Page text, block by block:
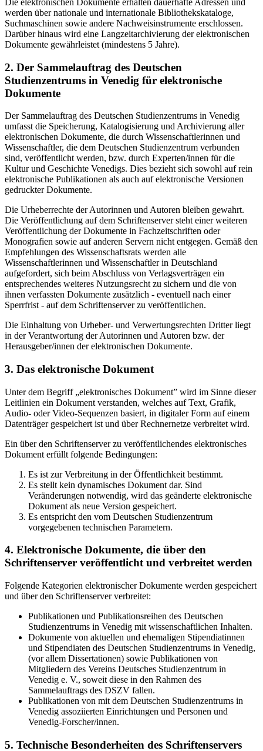
werden über nationale und internationale Bibliothekskataloge,
Suchmaschinen sowie andere Nachweisinstrumente erschlossen.
Darüber hinaus wird eine Langzeitarchivierung der elektronischen
Dokumente gewährleistet (mindestens 5 Jahre).
2. Der Sammelauftrag des Deutschen
Studienzentrums in Venedig für elektronische
Dokumente
Der Sammelauftrag des Deutschen Studienzentrums in Venedig
umfasst die Speicherung, Katalogisierung und Archivierung aller
elektronischen Dokumente, die durch Wissenschaftlerinnen und
Wissenschaftler, die dem Deutschen Studienzentrum verbunden
sind, veröffentlicht werden, bzw. durch Experten/innen für die
Kultur und Geschichte Venedigs. Dies bezieht sich sowohl auf rein
elektronische Publikationen als auch auf elektronische Versionen
gedruckter Dokumente.
Die Urheberrechte der Autorinnen und Autoren bleiben gewahrt.
Die Veröffentlichung auf dem Schriftenserver steht einer weiteren
Veröffentlichung der Dokumente in Fachzeitschriften oder
Monografien sowie auf anderen Servern nicht entgegen. Gemäß den
Empfehlungen des Wissenschaftsrats werden alle
Wissenschaftlerinnen und Wissenschaftler in Deutschland
aufgefordert, sich beim Abschluss von Verlagsverträgen ein
entsprechendes weiteres Nutzungsrecht zu sichern und die von
ihnen verfassten Dokumente zusätzlich - eventuell nach einer
Sperrfrist - auf dem Schriftenserver zu veröffentlichen.
Die Einhaltung von Urheber- und Verwertungsrechten Dritter liegt
in der Verantwortung der Autorinnen und Autoren bzw. der
Herausgeber/innen der elektronischen Dokumente.
3. Das elektronische Dokument
Unter dem Begriff „elektronisches Dokument” wird im Sinne dieser
Leitlinien ein Dokument verstanden, welches auf Text, Grafik,
Audio- oder Video-Sequenzen basiert, in digitaler Form auf einem
Datenträger gespeichert ist und über Rechnernetze verbreitet wird.
Ein über den Schriftenserver zu veröffentlichendes elektronisches
Dokument erfüllt folgende Bedingungen:
Es ist zur Verbreitung in der Öffentlichkeit bestimmt.
Es stellt kein dynamisches Dokument dar. Sind
Veränderungen notwendig, wird das geänderte elektronische
Dokument als neue Version gespeichert.
Es entspricht den vom Deutschen Studienzentrum
vorgegebenen technischen Parametern.
4. Elektronische Dokumente, die über den
Schriftenserver veröffentlicht und verbreitet werden
Folgende Kategorien elektronischer Dokumente werden gespeichert
und über den Schriftenserver verbreitet:
Publikationen und Publikationsreihen des Deutschen
Studienzentrums in Venedig mit wissenschaftlichen Inhalten.
Dokumente von aktuellen und ehemaligen Stipendiatinnen
und Stipendiaten des Deutschen Studienzentrums in Venedig,
(vor allem Dissertationen) sowie Publikationen von
Mitgliedern des Vereins Deutsches Studienzentrum in
Venedig e. V., soweit diese in den Rahmen des
Sammelauftrags des DSZV fallen.
Publikationen von mit dem Deutschen Studienzentrums in
Venedig assoziierten Einrichtungen und Personen und
Venedig-Forscher/innen.
5. Technische Besonderheiten des Schriftenservers